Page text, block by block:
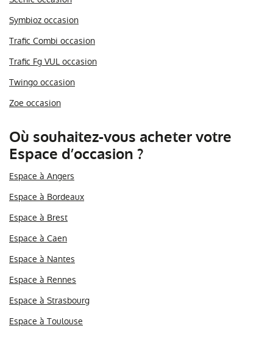
Symbioz occasion
Trafic Combi occasion
Trafic Fg VUL occasion
Twingo occasion
Zoe occasion
Où souhaitez-vous acheter votre
Espace d’occasion ?
Espace à Angers
Espace à Bordeaux
Espace à Brest
Espace à Caen
Espace à Nantes
Espace à Rennes
Espace à Strasbourg
Espace à Toulouse